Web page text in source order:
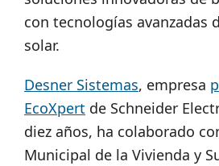
con tecnologías avanzadas
solar.
Desner Sistemas, empresa
EcoXpert de Schneider
diez años, ha colaborado
Municipal de la Vivienda y